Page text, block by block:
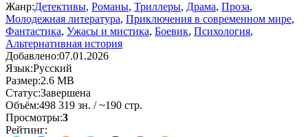
Жанр:Детективы, Романы, Триллеры, Драма, Проза,
Молодежная литература, Приключения в современном мире,
Фантастика, Ужасы и мистика, Боевик, Психология,
Альтернативная история
Добавлено:07.01.2026
Язык:Русский
Размер:2.6 MB
Статус:Завершена
Объём:498 319 зн. / ~190 стр.
Просмотры:3
Рейтинг: